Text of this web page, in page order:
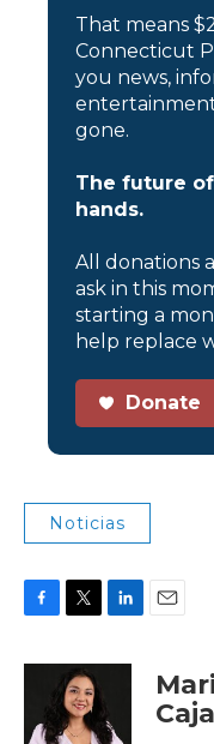
That means
Connecticut
you news,
gone.
The future
hands.
All donations
ask in this
starting a
help replace
Donate
Noticias
c
o
i
t
t
e
n
d